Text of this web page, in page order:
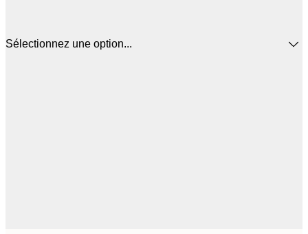
Sélectionnez une option...